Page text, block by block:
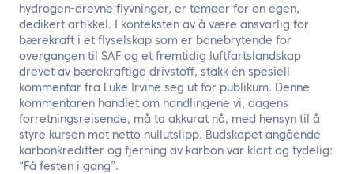
hydrogen-drevne flyvninger, er temaer for en egen,
dedikert artikkel. I konteksten av å være ansvarlig for
bærekraft i et flyselskap som er banebrytende for
overgangen til SAF og et fremtidig luftfartslandskap
drevet av bærekraftige drivstoff, stakk én spesiell
kommentar fra Luke Irvine seg ut for publikum. Denne
kommentaren handlet om handlingene vi, dagens
forretningsreisende, må ta akkurat nå, med hensyn til å
styre kursen mot netto nullutslipp. Budskapet angående
karbonkreditter og fjerning av karbon var klart og tydelig:
“Få festen i gang”.